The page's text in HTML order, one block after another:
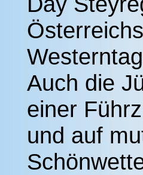
Auch die
einer
und auf